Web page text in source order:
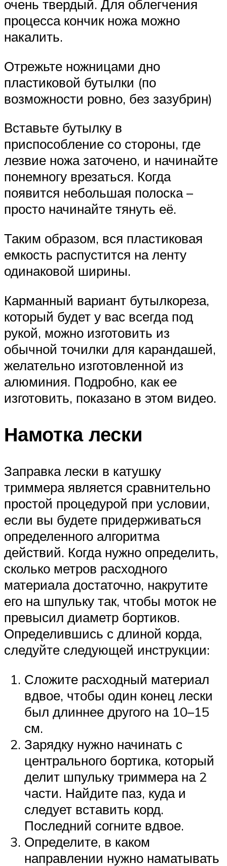
очень твердый. Для облегчения
процесса кончик ножа можно
накалить.
Отрежьте ножницами дно
пластиковой бутылки (по
возможности ровно, без зазубрин)
Вставьте бутылку в
приспособление со стороны, где
лезвие ножа заточено, и начинайте
понемногу врезаться. Когда
появится небольшая полоска –
просто начинайте тянуть её.
Таким образом, вся пластиковая
емкость распустится на ленту
одинаковой ширины.
Карманный вариант бутылкореза,
который будет у вас всегда под
рукой, можно изготовить из
обычной точилки для карандашей,
желательно изготовленной из
алюминия. Подробно, как ее
изготовить, показано в этом видео.
Намотка лески
Заправка лески в катушку
триммера является сравнительно
простой процедурой при условии,
если вы будете придерживаться
определенного алгоритма
действий. Когда нужно определить,
сколько метров расходного
материала достаточно, накрутите
его на шпульку так, чтобы моток не
превысил диаметр бортиков.
Определившись с длиной корда,
следуйте следующей инструкции:
Сложите расходный материал
вдвое, чтобы один конец лески
был длиннее другого на 10–15
см.
Зарядку нужно начинать с
центрального бортика, который
делит шпульку триммера на 2
части. Найдите паз, куда и
следует вставить корд.
Последний согните вдвое.
Определите, в каком
направлении нужно наматывать